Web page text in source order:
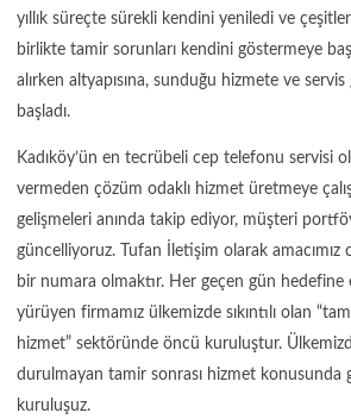
yıllık süreçte sürekli kendini yeniledi ve
birlikte tamir sorunları kendini göstermeye
alırken altyapısına, sunduğu hizmete ve
başladı.
Kadıköy’ün en tecrübeli cep telefonu servisi
vermeden çözüm odaklı hizmet üretmeye
gelişmeleri anında takip ediyor, müşteri
güncelliyoruz. Tufan İletişim olarak
bir numara olmaktır. Her geçen gün hedefine
yürüyen firmamız ülkemizde sıkıntılı olan
hizmet” sektöründe öncü kuruluştur.
durulmayan tamir sonrası hizmet konusunda
kuruluşuz.